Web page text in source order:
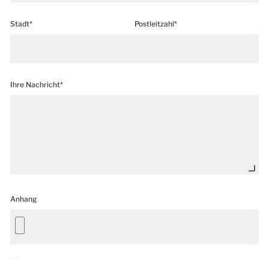
Stadt* Postleitzahl*
Ihre Nachricht*
Anhang